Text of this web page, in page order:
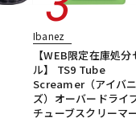
ヴィンテージ
Ibanez
【WEB限定在庫処分
ル】 TS9 Tube
Screamer（アイバ
ズ）オーバードラ
チューブスクリーマ